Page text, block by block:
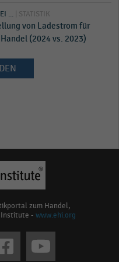
... | STATISTIK
von Ladestrom für
(2024 vs. 2023)
zum Handel,
Institute - www.ehi.org